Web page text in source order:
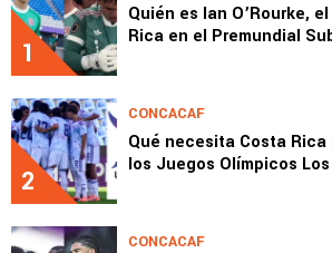
1
Quién es Ian O’Rourke,
Rica en el Premundial
2
CONCACAF
Qué necesita Costa
los Juegos Olímpicos
CONCACAF